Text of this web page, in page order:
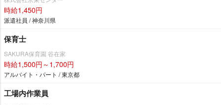
時給1,450円
派遣社員 / 神奈川県
保育士
SAKURA保育園 谷在家
時給1,500円～1,700円
アルバイト・パート / 東京都
工場内作業員